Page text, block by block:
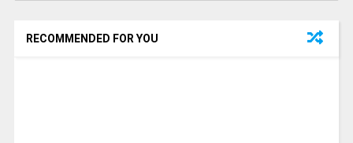
RECOMMENDED FOR YOU